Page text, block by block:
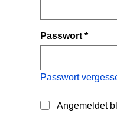
Passwort*
Passwort
Angemeldet